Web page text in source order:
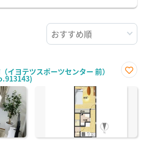
イヨテツスポーツセンター 前）
に入